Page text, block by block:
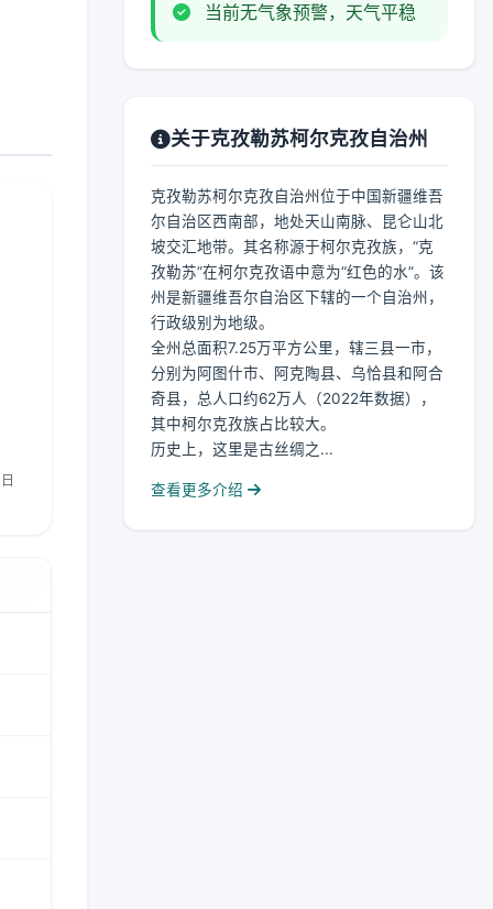
当前无气象预警，天气平稳
关于克孜勒苏柯尔克孜自治州
克孜勒苏柯尔克孜自治州位于中国新疆维吾
尔自治区西南部，地处天山南脉、昆仑山北
坡交汇地带。其名称源于柯尔克孜族，“克
孜勒苏”在柯尔克孜语中意为“红色的水”。该
州是新疆维吾尔自治区下辖的一个自治州，
行政级别为地级。
全州总面积7.25万平方公里，辖三县一市，
分别为阿图什市、阿克陶县、乌恰县和阿合
奇县，总人口约62万人（2022年数据），
其中柯尔克孜族占比较大。
历史上，这里是古丝绸之...
查看更多介绍